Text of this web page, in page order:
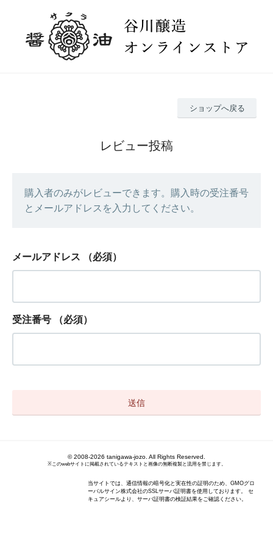
ショップへ戻る
レビュー投稿
購入者のみがレビューできます。購入時の受注番号
とメールアドレスを入力してください。
メールアドレス （必須）
受注番号 （必須）
© 2008-2026 tanigawa-jozo. All Rights Reserved.
※このwebサイトに掲載されているテキストと画像の無断複製と流用を禁じます。
当サイトでは、通信情報の暗号化と実在性の証明のため、GMOグロ
ーバルサイン株式会社のSSLサーバ証明書を使用しております。 セ
キュアシールより、サーバ証明書の検証結果をご確認ください。